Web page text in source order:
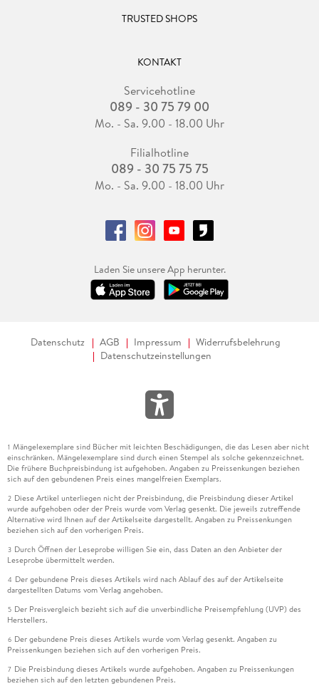
TRUSTED SHOPS
KONTAKT
Servicehotline
089 - 30 75 79 00
Mo. - Sa. 9.00 - 18.00 Uhr
Filialhotline
089 - 30 75 75 75
Mo. - Sa. 9.00 - 18.00 Uhr
Laden Sie unsere App herunter.
Datenschutz AGB Impressum
Widerrufsbelehrung
Datenschutzeinstellungen
1 Mängelexemplare sind Bücher mit leichten Beschädigungen, die das Lesen aber nicht
einschränken. Mängelexemplare sind durch einen Stempel als solche gekennzeichnet.
Die frühere Buchpreisbindung ist aufgehoben. Angaben zu Preissenkungen beziehen
sich auf den gebundenen Preis eines mangelfreien Exemplars.
2 Diese Artikel unterliegen nicht der Preisbindung, die Preisbindung dieser Artikel
wurde aufgehoben oder der Preis wurde vom Verlag gesenkt. Die jeweils zutreffende
Alternative wird Ihnen auf der Artikelseite dargestellt. Angaben zu Preissenkungen
beziehen sich auf den vorherigen Preis.
3 Durch Öffnen der Leseprobe willigen Sie ein, dass Daten an den Anbieter der
Leseprobe übermittelt werden.
4 Der gebundene Preis dieses Artikels wird nach Ablauf des auf der Artikelseite
dargestellten Datums vom Verlag angehoben.
5 Der Preisvergleich bezieht sich auf die unverbindliche Preisempfehlung (UVP) des
Herstellers.
6 Der gebundene Preis dieses Artikels wurde vom Verlag gesenkt. Angaben zu
Preissenkungen beziehen sich auf den vorherigen Preis.
7 Die Preisbindung dieses Artikels wurde aufgehoben. Angaben zu Preissenkungen
beziehen sich auf den letzten gebundenen Preis.